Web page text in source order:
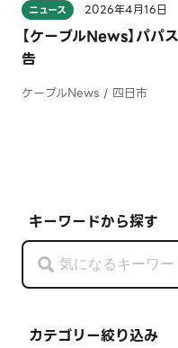
キーワードから探す
カテゴリー絞り込み
ニュース 2026年4月16日
【ケーブルNews】パパ
告
ケーブルNews / 四日市